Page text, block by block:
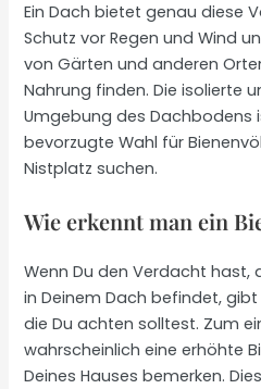
Ein Dach bietet genau diese
Schutz vor Regen und Wind
von Gärten und anderen
Nahrung finden. Die isolierte
Umgebung des Dachbodens
bevorzugte Wahl für
Nistplatz suchen.
Wie erkennt man ein
Wenn Du den Verdacht hast,
in Deinem Dach befindet,
die Du achten solltest. Zum
wahrscheinlich eine erhöhte
Deines Hauses bemerken.